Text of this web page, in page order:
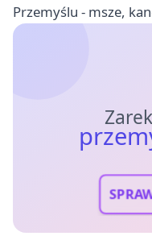
Przemyślu - msze,